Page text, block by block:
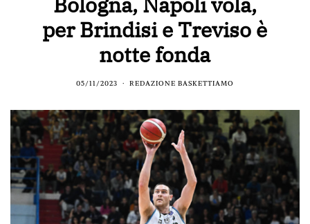
per Brindisi e Treviso è
notte fonda
05/11/2023 REDAZIONE BASKETTIAMO